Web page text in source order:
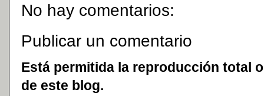
No hay comentarios:
Publicar un comentario
Está permitida la reproducción total
de este blog.